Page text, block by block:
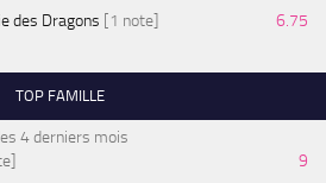
des Dragons [1 note] 6.75
TOP FAMILLE
4 derniers mois
9